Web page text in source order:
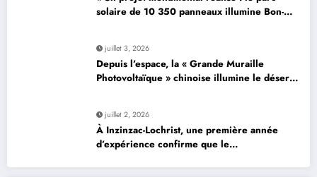
solaire de 10 350 panneaux illumine Bon-…
juillet 3, 2026
Depuis l’espace, la « Grande Muraille
Photovoltaïque » chinoise illumine le désert
juillet 2, 2026
À Inzinzac-Lochrist, une première année
d’expérience confirme que le